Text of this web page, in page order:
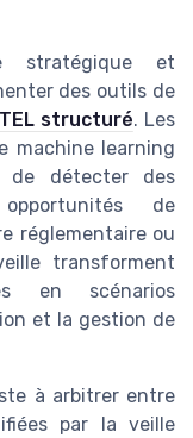
stratégique et
des outils de
structuré. Les
machine learning
de détecter des
de
réglementaire ou
transforment
en scénarios
et la gestion de
à arbitrer entre
par la veille